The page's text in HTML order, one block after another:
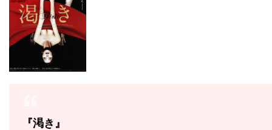
『渇き』